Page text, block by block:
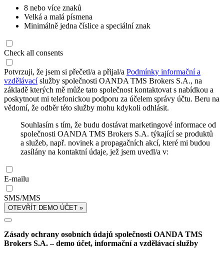
8 nebo více znaků
Velká a malá písmena
Minimálně jedna číslice a speciální znak
Check all consents
Potvrzuji, že jsem si přečetl/a a přijal/a Podmínky informační a
vzdělávacíslužby společnosti OANDA TMS Brokers S.A., na
základě kterých mě může tato společnost kontaktovat s nabídkou a
poskytnout mi telefonickou podporu za účelem správy účtu. Beru na
vědomí, že odběr této služby mohu kdykoli odhlásit.
Souhlasím s tím, že budu dostávat marketingové informace od
společnosti OANDA TMS Brokers S.A. týkající se produktů
a služeb, např. novinek a propagačních akcí, které mi budou
zasílány na kontaktní údaje, jež jsem uvedl/a v:
E-mailu
SMS/MMS
OTEVŘÍT DEMO ÚČET »
Zásady ochrany osobních údajů společnosti OANDA TMS
Brokers S.A. – demo účet, informační a vzdělávací služby